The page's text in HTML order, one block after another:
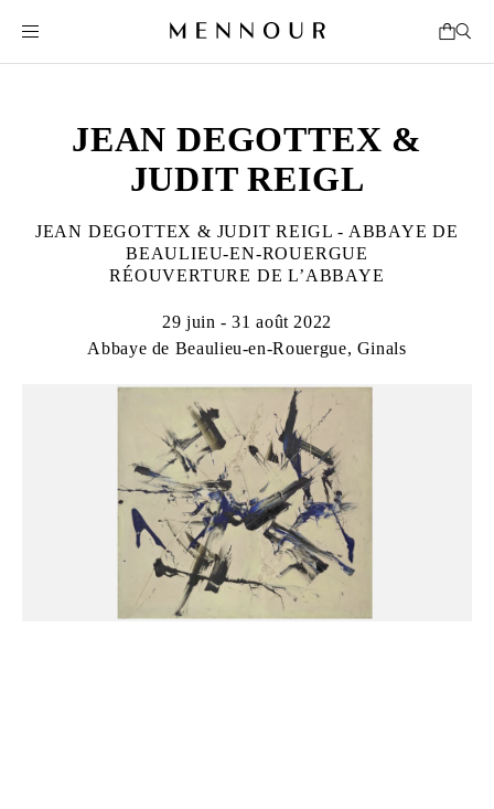
JEAN DEGOTTEX &
JUDIT REIGL
JEAN DEGOTTEX & JUDIT REIGL - ABBAYE DE
BEAULIEU-EN-ROUERGUE
RÉOUVERTURE DE L’ABBAYE
29 juin - 31 août 2022
Abbaye de Beaulieu-en-Rouergue, Ginals